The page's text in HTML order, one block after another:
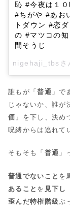
恥 #今夜は１
#ちがや #あお
トダウン #恋
の #マツコの
間そうじ
誰もが「普通 」で
じゃないか、誰が
価 」を下し、決め
呪縛からは逃れて
そもそも「普通 」
普通でないこと を
あること を 見下し
歪んだ特権階級ぶ